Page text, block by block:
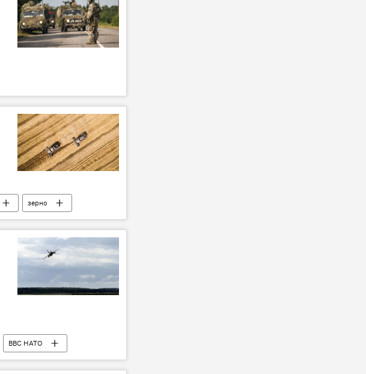
зерно
ВВС НАТО